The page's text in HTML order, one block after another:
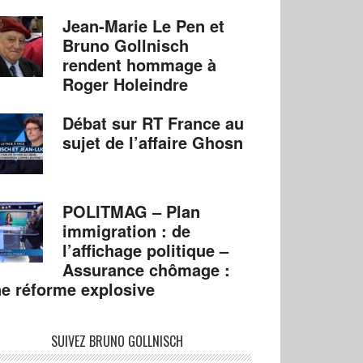
Jean-Marie Le Pen et
Bruno Gollnisch
rendent hommage à
Roger Holeindre
Débat sur RT France au
sujet de l’affaire Ghosn
POLITMAG – Plan
immigration : de
l’affichage politique –
Assurance chômage :
réforme explosive
SUIVEZ BRUNO GOLLNISCH